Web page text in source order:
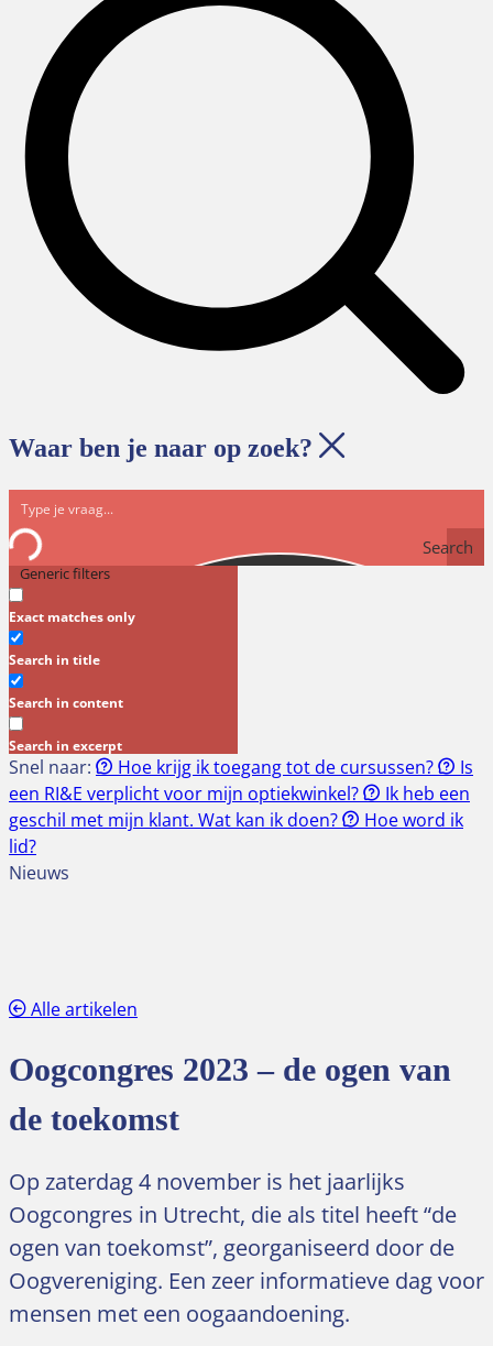
Waar ben je naar op zoek?
Search
Generic filters
Exact matches only
Search in title
Search in content
Search in excerpt
Snel naar: Hoe krijg ik toegang tot de cursussen?
Is
een RI&E verplicht voor mijn optiekwinkel?
Ik heb een
geschil met mijn klant. Wat kan ik doen?
Hoe word ik
lid?
Nieuws
Alle artikelen
Oogcongres 2023 – de ogen van
de toekomst
Op zaterdag 4 november is het jaarlijks
Oogcongres in Utrecht, die als titel heeft “de
ogen van toekomst”, georganiseerd door de
Oogvereniging. Een zeer informatieve dag voor
mensen met een oogaandoening.